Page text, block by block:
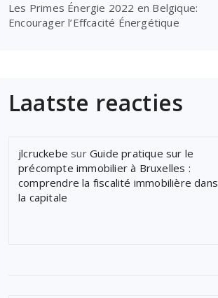
Les Primes Énergie 2022 en Belgique:
Encourager l’Effcacité Énergétique
Laatste reacties
jlcruckebe sur Guide pratique sur le
précompte immobilier à Bruxelles :
comprendre la fiscalité immobilière dans
la capitale